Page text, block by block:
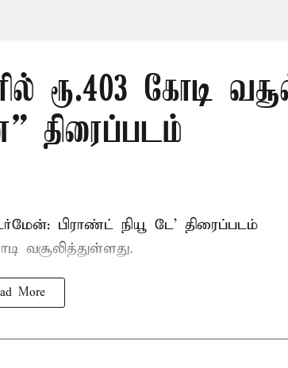
ரூ.403 கோடி
திரைப்படம்
பிராண்ட் நியூ டே’ திரைப்படம்
வசூலித்துள்ளது.
More